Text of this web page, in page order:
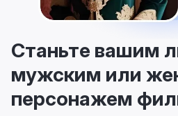
Станьте вашим
мужским или
персонажем